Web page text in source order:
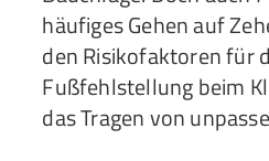
häufiges Gehen auf
den Risikofaktoren für
Fußfehlstellung beim
das Tragen von